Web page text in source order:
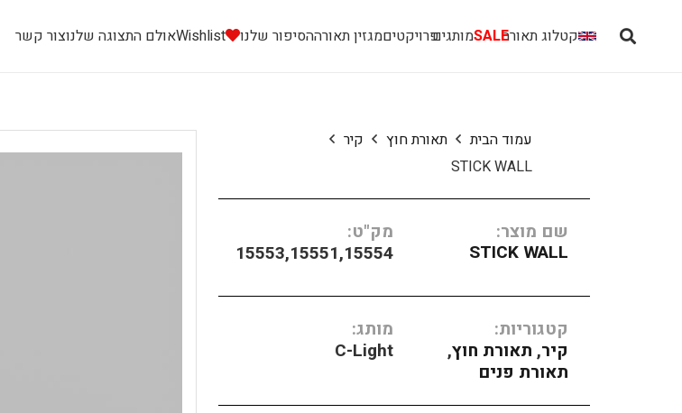
קטלוג תאורהSALEמותגיםפרויקטיםמגזין תאורההסיפור שלנו Wishlistאולם התצוגה שלנוצור קשר
עמוד הבית תאורת חוץ
קיר
STICK WALL
שם מוצר:
STICK WALL
מק"ט:
15553,15551,15554
קטגוריות:
קיר, תאורת חוץ,
תאורת פנים
מותג:
C-Light